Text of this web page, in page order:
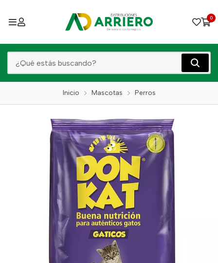
0
Inicio Mascotas Perros